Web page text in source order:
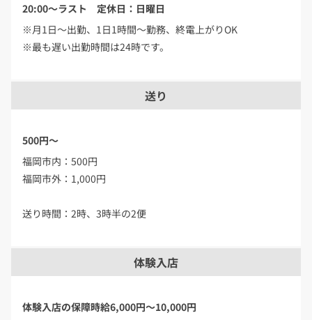
20:00～ラスト 定休日：日曜日
※月1日～出勤、1日1時間～勤務、終電上がりOK
※最も遅い出勤時間は24時です。
送り
500円～
福岡市内：500円
福岡市外：1,000円
送り時間：2時、3時半の2便
体験入店
体験入店の保障時給6,000円～10,000円